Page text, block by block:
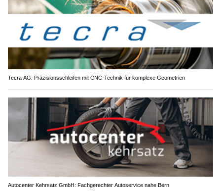
Tecra AG: Präzisionsschleifen mit CNC-Technik für komplexe Geometrien
Autocenter Kehrsatz GmbH: Fachgerechter Autoservice nahe Bern